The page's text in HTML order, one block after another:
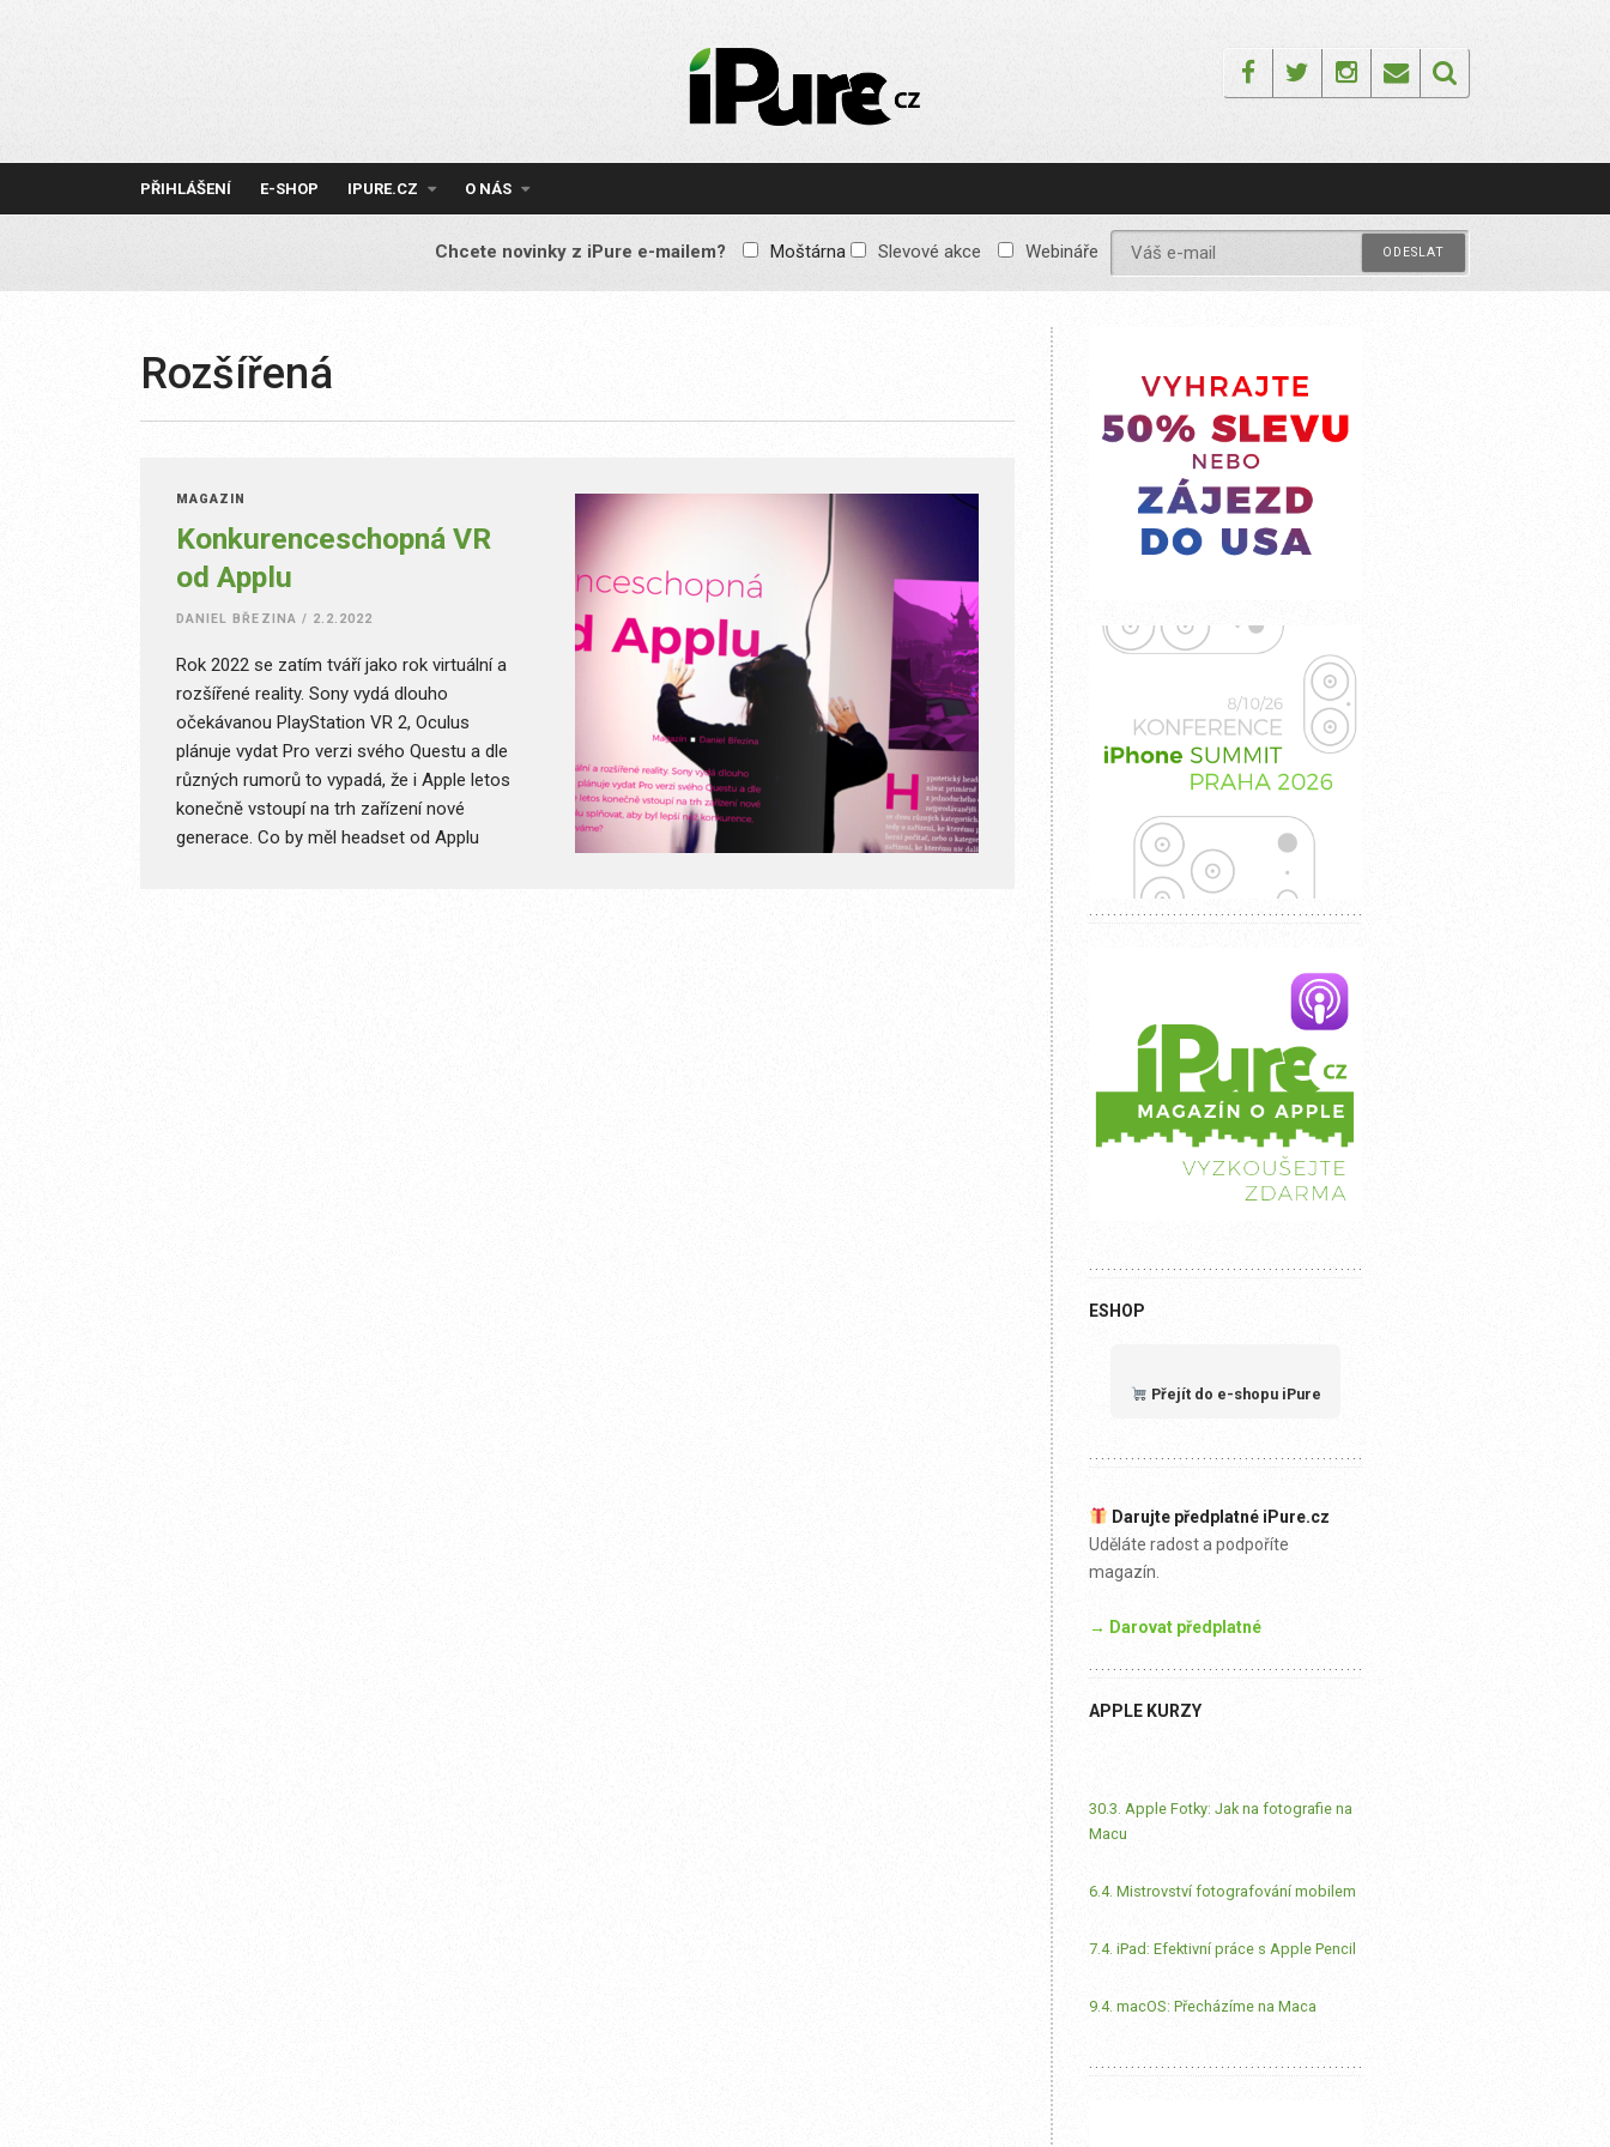
IPURE.CZ
Prémiový Apple e-
reklamy, žádné
obsah pro všechny
FacebookTwitterInstagram
Email
PŘIHLÁŠENÍ E-SHOP IPURE.CZ O NÁS
Chcete novinky z iPure e-mailem? Moštárna Slevové akce Webináře
Rozšířená
MAGAZÍN
Konkurenceschopná VR
od Applu
DANIEL BŘEZINA / 2.2.2022
Rok 2022 se zatím tváří jako rok virtuální a
rozšířené reality. Sony vydá dlouho
očekávanou PlayStation VR 2, Oculus
plánuje vydat Pro verzi svého Questu a dle
různých rumorů to vypadá, že i Apple letos
konečně vstoupí na trh zařízení nové
generace. Co by měl headset od Applu
ESHOP
Přejít do e-shopu iPure
Darujte předplatné iPure.cz
Uděláte radost a podpoříte
magazín.
→ Darovat předplatné
APPLE KURZY
30.3. Apple Fotky: Jak na fotografie na
Macu
6.4. Mistrovství fotografování mobilem
7.4. iPad: Efektivní práce s Apple Pencil
9.4. macOS: Přecházíme na Maca